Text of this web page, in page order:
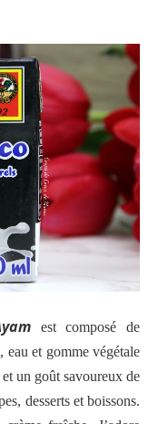
est composé de
eau et gomme végétale
un goût savoureux de
desserts et boissons.